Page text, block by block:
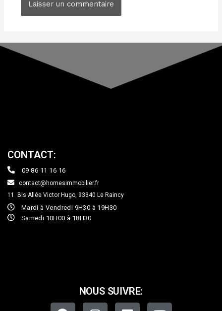
CONTACT:
09 86 11 16 16
contact@homesimmobilier.fr
11 Bis Allée Victor Hugo, 93340 Le Raincy
Mardi à Vendredi 9H30 à 19H30
Samedi 10H00 à 18H30
NOUS SUIVRE: